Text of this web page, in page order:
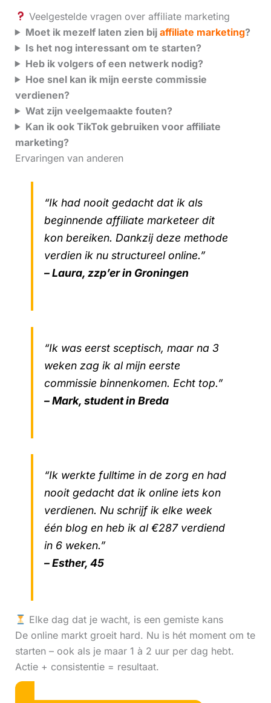
Veelgestelde vragen over affiliate marketing
Moet ik mezelf laten zien bij affiliate marketing?
Is het nog interessant om te starten?
Heb ik volgers of een netwerk nodig?
Hoe snel kan ik mijn eerste commissie
verdienen?
Wat zijn veelgemaakte fouten?
Kan ik ook TikTok gebruiken voor affiliate
marketing?
Ervaringen van anderen
“Ik had nooit gedacht dat ik als
beginnende affiliate marketeer dit
kon bereiken. Dankzij deze methode
verdien ik nu structureel online.”
– Laura, zzp’er in Groningen
“Ik was eerst sceptisch, maar na 3
weken zag ik al mijn eerste
commissie binnenkomen. Echt top.”
– Mark, student in Breda
“Ik werkte fulltime in de zorg en had
nooit gedacht dat ik online iets kon
verdienen. Nu schrijf ik elke week
één blog en heb ik al €287 verdiend
in 6 weken.”
– Esther, 45
Elke dag dat je wacht, is een gemiste kans
De online markt groeit hard. Nu is hét moment om te
starten – ook als je maar 1 à 2 uur per dag hebt.
Actie + consistentie = resultaat.